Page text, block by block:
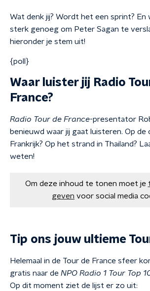
Wat denk jij? Wordt het een sprint? En
sterk genoeg om Peter Sagan te
hieronder je stem uit!
{poll}
Waar luister jij Radio
France?
Radio Tour de France-presentator
benieuwd waar jij gaat luisteren. Op de
Frankrijk? Op het strand in Thailand?
weten!
Om deze inhoud te tonen moet je
geven voor social media
Tip ons jouw ultieme
Helemaal in de Tour de France sfeer
gratis naar de NPO Radio 1 Tour Top
Op dit moment ziet de lijst er zo uit: